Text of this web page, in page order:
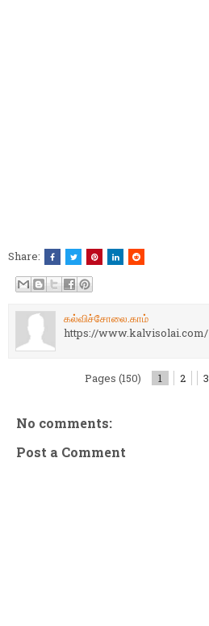
Share:
கல்விச்சோலை.காம்
https://www.kalvisolai.com/
Pages (150) 1 2 3
No comments:
Post a Comment